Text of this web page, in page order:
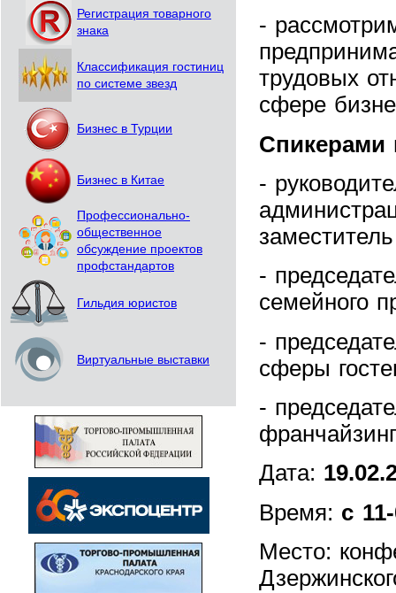
Регистрация товарного
знака
Классификация гостиниц
по системе звезд
Бизнес в Турции
Бизнес в Китае
Профессионально-
общественное
обсуждение проектов
профстандартов
Гильдия юристов
Виртуальные выставки
-
трудовых
сфере
Спикерами
-
-
семейного
-
сферы
-
Дата:
Время: с
Место: